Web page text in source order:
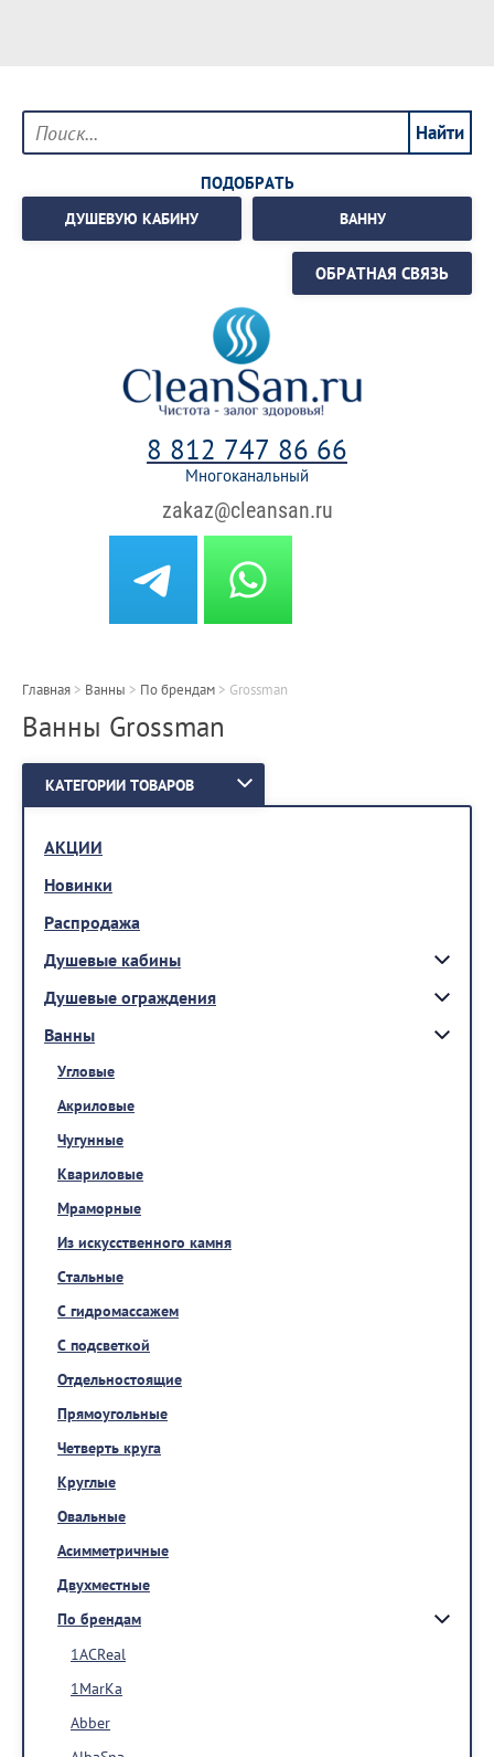
ПОДОБРАТЬ
ДУШЕВУЮ КАБИНУ ВАННУ
ОБРАТНАЯ СВЯЗЬ
8 812 747 86 66
Многоканальный
zakaz@cleansan.ru
Главная > Ванны > По брендам > Grossman
Ванны Grossman
КАТЕГОРИИ ТОВАРОВ
АКЦИИ
Новинки
Распродажа
Душевые кабины
Душевые ограждения
Ванны
Угловые
Акриловые
Чугунные
Квариловые
Мраморные
Из искусственного камня
Стальные
С гидромассажем
С подсветкой
Отдельностоящие
Прямоугольные
Четверть круга
Круглые
Овальные
Асимметричные
Двухместные
По брендам
1ACReal
1MarKa
Abber